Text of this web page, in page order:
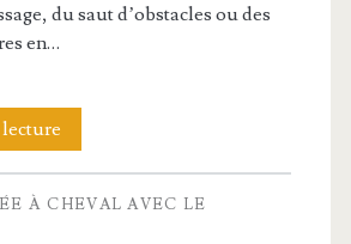
du saut d’obstacles ou des
en…
femmes
passionnées
À CHEVAL AVEC LE